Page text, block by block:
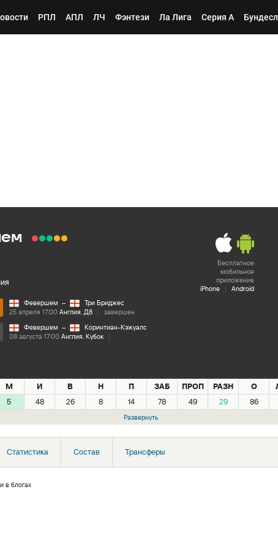
РПЛ АПЛ ЛЧ Фэнтези Ла Лига Серия А
Бесплатное
мобильное
приложение
iPhone
| Android
Февершем –
Три Бриджес
25 апреля 17:00 Англия. Д8 | завершен
Февершем –
Коринтиан-Кэжуалс
08 августа 17:00 Англия. Кубок |
М И В Н П ЗАБ ПРОП РАЗН О
5 48 26 8 14 78 49 29 86
Развернуть
Статистика Состав Трансферы
в блогах